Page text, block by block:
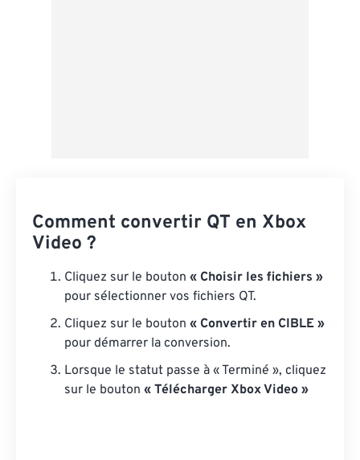
Comment convertir QT en Xbox
Video ?
Cliquez sur le bouton « Choisir les fichiers »
pour sélectionner vos fichiers QT.
Cliquez sur le bouton « Convertir en CIBLE »
pour démarrer la conversion.
Lorsque le statut passe à « Terminé », cliquez
sur le bouton « Télécharger Xbox Video »